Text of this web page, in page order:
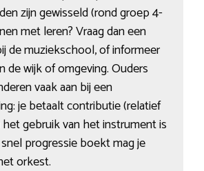
zijn gewisseld (rond groep 4-
met leren? Vraag dan een
de muziekschool, of informeer
de wijk of omgeving. Ouders
vaak aan bij een
je betaalt contributie (relatief
gebruik van het instrument is
progressie boekt mag je
orkest.